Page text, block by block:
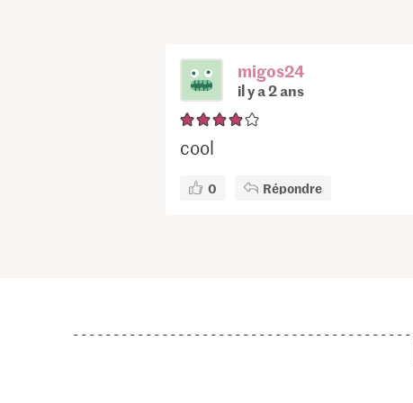
migos24
il y a 2 ans
cool
0 Répondre